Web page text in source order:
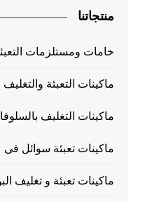
منتجاتنا
خامات ومستلزمات
ماكينات التعبئة والتغليف
ماكينات التغليف
ماكينات تعبئة سوائل
ماكينات تعبئة و تغليف